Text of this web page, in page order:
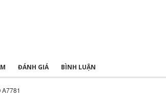
ĐÁNH GIÁ BÌNH LUẬN
A7781